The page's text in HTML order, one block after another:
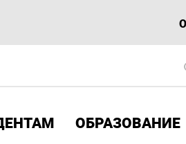
ОБРАЗОВАНИЕ